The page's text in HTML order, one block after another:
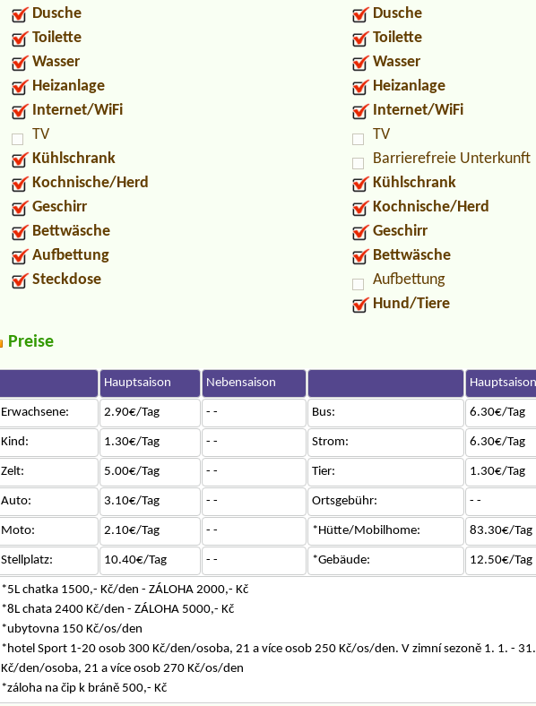
Dusche
Toilette
Wasser
Heizanlage
Internet/WiFi
TV
Kühlschrank
Kochnische/Herd
Geschirr
Bettwäsche
Aufbettung
Steckdose
Dusche
Toilette
Wasser
Heizanlage
Internet/WiFi
TV
Barrierefreie Unterkunft
Kühlschrank
Kochnische/Herd
Geschirr
Bettwäsche
Aufbettung
Hund/Tiere
Preise
Hauptsaison Nebensaison Hauptsaison
Erwachsene: 2.90€/Tag - - Bus: 6.30€/Tag
Kind: 1.30€/Tag - - Strom: 6.30€/Tag
Zelt: 5.00€/Tag - - Tier: 1.30€/Tag
Auto: 3.10€/Tag - - Ortsgebühr: - -
Moto: 2.10€/Tag - - *Hütte/Mobilhome: 83.30€/Tag
Stellplatz: 10.40€/Tag - - *Gebäude: 12.50€/Tag
*5L chatka 1500,- Kč/den - ZÁLOHA 2000,- Kč
*8L chata 2400 Kč/den - ZÁLOHA 5000,- Kč
*ubytovna 150 Kč/os/den
*hotel Sport 1-20 osob 300 Kč/den/osoba, 21 a více osob 250 Kč/os/den. V zimní sezoně 1. 1. -
Kč/den/osoba, 21 a více osob 270 Kč/os/den
*záloha na čip k bráně 500,- Kč